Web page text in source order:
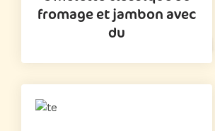
fromage et jambon avec
du